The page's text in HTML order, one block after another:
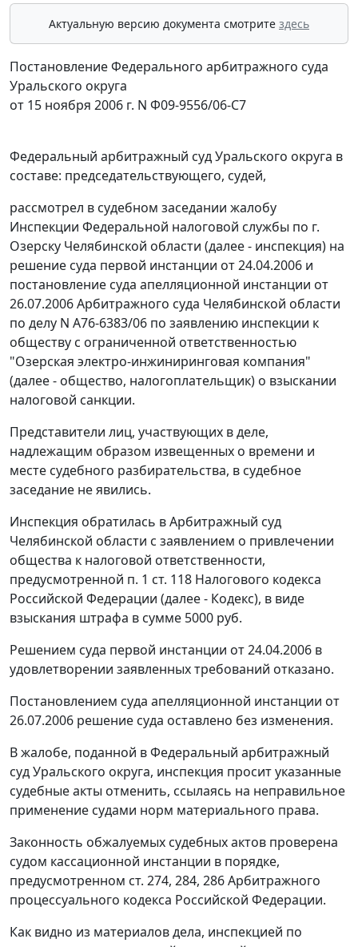
Актуальную версию документа смотрите здесь
Постановление Федерального арбитражного суда
Уральского округа
от 15 ноября 2006 г. N Ф09-9556/06-С7
Федеральный арбитражный суд Уральского округа в
составе: председательствующего, судей,
рассмотрел в судебном заседании жалобу
Инспекции Федеральной налоговой службы по г.
Озерску Челябинской области (далее - инспекция) на
решение суда первой инстанции от 24.04.2006 и
постановление суда апелляционной инстанции от
26.07.2006 Арбитражного суда Челябинской области
по делу N А76-6383/06 по заявлению инспекции к
обществу с ограниченной ответственностью
"Озерская электро-инжиниринговая компания"
(далее - общество, налогоплательщик) о взыскании
налоговой санкции.
Представители лиц, участвующих в деле,
надлежащим образом извещенных о времени и
месте судебного разбирательства, в судебное
заседание не явились.
Инспекция обратилась в Арбитражный суд
Челябинской области с заявлением о привлечении
общества к налоговой ответственности,
предусмотренной п. 1 ст. 118 Налогового кодекса
Российской Федерации (далее - Кодекс), в виде
взыскания штрафа в сумме 5000 руб.
Решением суда первой инстанции от 24.04.2006 в
удовлетворении заявленных требований отказано.
Постановлением суда апелляционной инстанции от
26.07.2006 решение суда оставлено без изменения.
В жалобе, поданной в Федеральный арбитражный
суд Уральского округа, инспекция просит указанные
судебные акты отменить, ссылаясь на неправильное
применение судами норм материального права.
Законность обжалуемых судебных актов проверена
судом кассационной инстанции в порядке,
предусмотренном ст. 274, 284, 286Арбитражного
процессуального кодекса Российской Федерации.
Как видно из материалов дела, инспекцией по